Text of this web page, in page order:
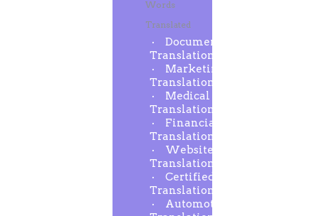
Words
Translated
Document
Translation
Marketing
Translation
Medical
Translation
Financial
Translation
Website
Translation
Certified
Translation
Automotive